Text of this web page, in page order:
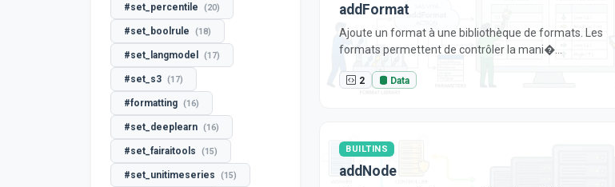
#set_percentile (20)
#set_boolrule (18)
#set_langmodel (17)
#set_s3 (17)
#formatting (16)
#set_deeplearn (16)
#set_fairaitools (15)
#set_unitimeseries (15)
addFormat
Ajoute un format à une bibliothèque de formats. Les
formats permettent de contrôler la mani�...
2 Data
BUILTINS
addNode